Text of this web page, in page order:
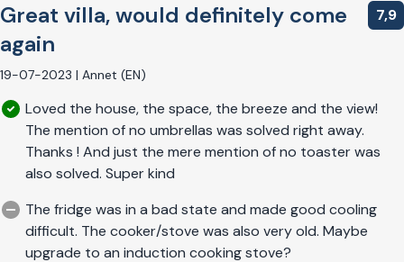
Great villa, would definitely come
again
19-07-2023 | Annet (EN)
7,9
Loved the house, the space, the breeze and the view!
The mention of no umbrellas was solved right away.
Thanks ! And just the mere mention of no toaster was
also solved. Super kind
The fridge was in a bad state and made good cooling
difficult. The cooker/stove was also very old. Maybe
upgrade to an induction cooking stove?